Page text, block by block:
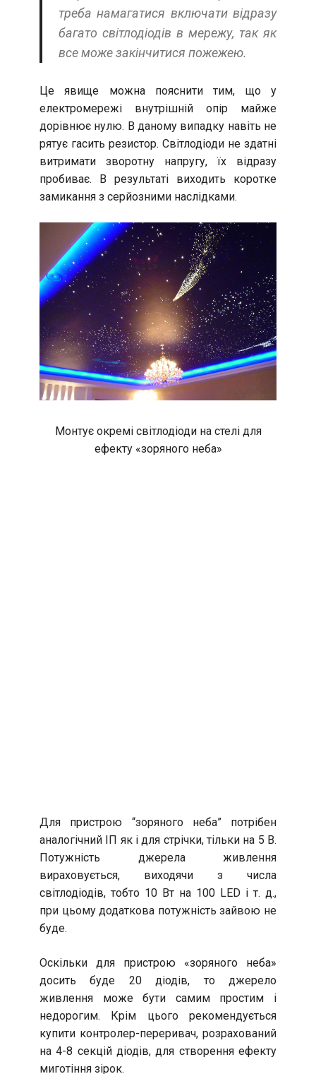
треба намагатися включати відразу
багато світлодіодів в мережу, так як
все може закінчитися пожежею.
Це явище можна пояснити тим, що у
електромережі внутрішній опір майже
дорівнює нулю. В даному випадку навіть не
рятує гасить резистор. Світлодіоди не здатні
витримати зворотну напругу, їх відразу
пробиває. В результаті виходить коротке
замикання з серйозними наслідками.
Монтує окремі світлодіоди на стелі для
ефекту «зоряного неба»
Для пристрою “зоряного неба” потрібен
аналогічний ІП як і для стрічки, тільки на 5 В.
Потужність джерела живлення
вираховується, виходячи з числа
світлодіодів, тобто 10 Вт на 100 LED і т. д.,
при цьому додаткова потужність зайвою не
буде.
Оскільки для пристрою «зоряного неба»
досить буде 20 діодів, то джерело
живлення може бути самим простим і
недорогим. Крім цього рекомендується
купити контролер-переривач, розрахований
на 4-8 секцій діодів, для створення ефекту
миготіння зірок.